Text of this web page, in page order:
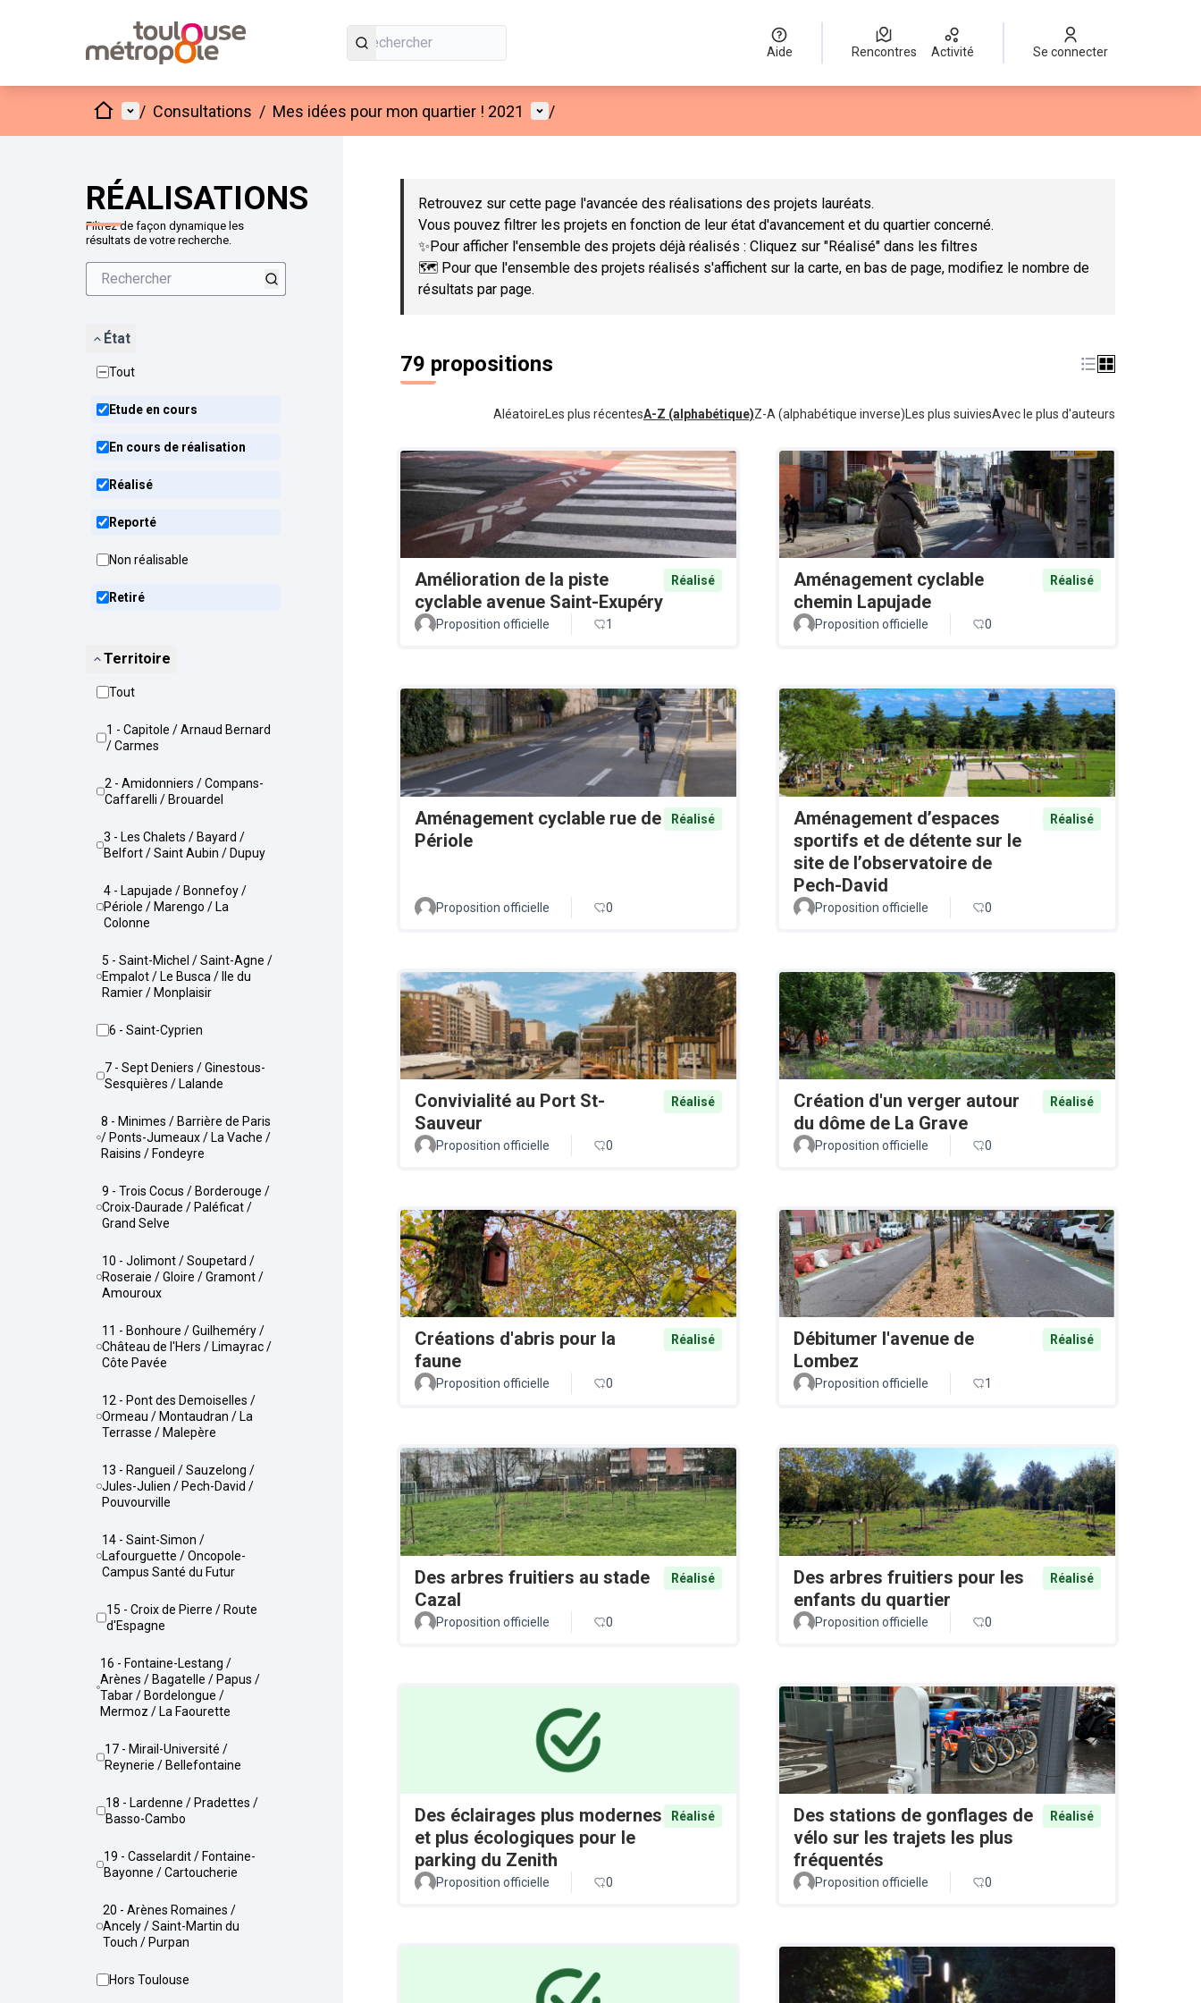
Aide Rencontres Activité Se connecter
AccueilMenu principal
/ Consultations / Mes idées pour mon quartier ! 2021 Menu utilisateur
/
RÉALISATIONS
Filtrez de façon dynamique les
résultats de votre recherche.
État
Tout
Etude en cours
En cours de réalisation
Réalisé
Reporté
Non réalisable
Retiré
Territoire
Tout
1 - Capitole / Arnaud Bernard
/ Carmes
2 - Amidonniers / Compans-
Caffarelli / Brouardel
3 - Les Chalets / Bayard /
Belfort / Saint Aubin / Dupuy
4 - Lapujade / Bonnefoy /
Périole / Marengo / La
Colonne
5 - Saint-Michel / Saint-Agne /
Empalot / Le Busca / Ile du
Ramier / Monplaisir
6 - Saint-Cyprien
7 - Sept Deniers / Ginestous-
Sesquières / Lalande
8 - Minimes / Barrière de Paris
/ Ponts-Jumeaux / La Vache /
Raisins / Fondeyre
9 - Trois Cocus / Borderouge /
Croix-Daurade / Paléficat /
Grand Selve
10 - Jolimont / Soupetard /
Roseraie / Gloire / Gramont /
Amouroux
11 - Bonhoure / Guilheméry /
Château de l'Hers / Limayrac /
Côte Pavée
12 - Pont des Demoiselles /
Ormeau / Montaudran / La
Terrasse / Malepère
13 - Rangueil / Sauzelong /
Jules-Julien / Pech-David /
Pouvourville
14 - Saint-Simon /
Lafourguette / Oncopole-
Campus Santé du Futur
15 - Croix de Pierre / Route
d'Espagne
16 - Fontaine-Lestang /
Arènes / Bagatelle / Papus /
Tabar / Bordelongue /
Mermoz / La Faourette
17 - Mirail-Université /
Reynerie / Bellefontaine
18 - Lardenne / Pradettes /
Basso-Cambo
19 - Casselardit / Fontaine-
Bayonne / Cartoucherie
20 - Arènes Romaines /
Ancely / Saint-Martin du
Touch / Purpan
Hors Toulouse
Passer la carte
Retrouvez sur cette page l'avancée des réalisations des projets lauréats.
Vous pouvez filtrer les projets en fonction de leur état d'avancement et du quartier concerné.
✨Pour afficher l'ensemble des projets déjà réalisés : Cliquez sur "Réalisé" dans les filtres
🗺️ Pour que l'ensemble des projets réalisés s'affichent sur la carte, en bas de page, modifiez le nombre de
résultats par page.
79 propositions
Aléatoire Les plus récentesA-Z (alphabétique)Z-A (alphabétique inverse) Les plus suiviesAvec le plus d'auteurs
Amélioration de la piste
cyclable avenue Saint-Exupéry
Réalisé
Proposition officielle 1
Aménagement cyclable
chemin Lapujade
Réalisé
Proposition officielle 0
Aménagement cyclable rue de
Périole
Réalisé
Proposition officielle 0
Aménagement d’espaces
sportifs et de détente sur le
site de l’observatoire de
Pech-David
Réalisé
Proposition officielle 0
Convivialité au Port St-
Sauveur
Réalisé
Proposition officielle 0
Création d'un verger autour
du dôme de La Grave
Réalisé
Proposition officielle 0
Créations d'abris pour la
faune
Réalisé
Proposition officielle 0
Débitumer l'avenue de
Lombez
Réalisé
Proposition officielle 1
Des arbres fruitiers au stade
Cazal
Réalisé
Proposition officielle 0
Des arbres fruitiers pour les
enfants du quartier
Réalisé
Proposition officielle 0
Des éclairages plus modernes
et plus écologiques pour le
parking du Zenith
Réalisé
Proposition officielle 0
Des stations de gonflages de
vélo sur les trajets les plus
fréquentés
Réalisé
Proposition officielle 0